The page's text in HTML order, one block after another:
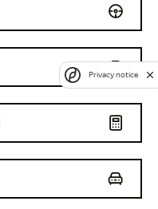
Privacy notice